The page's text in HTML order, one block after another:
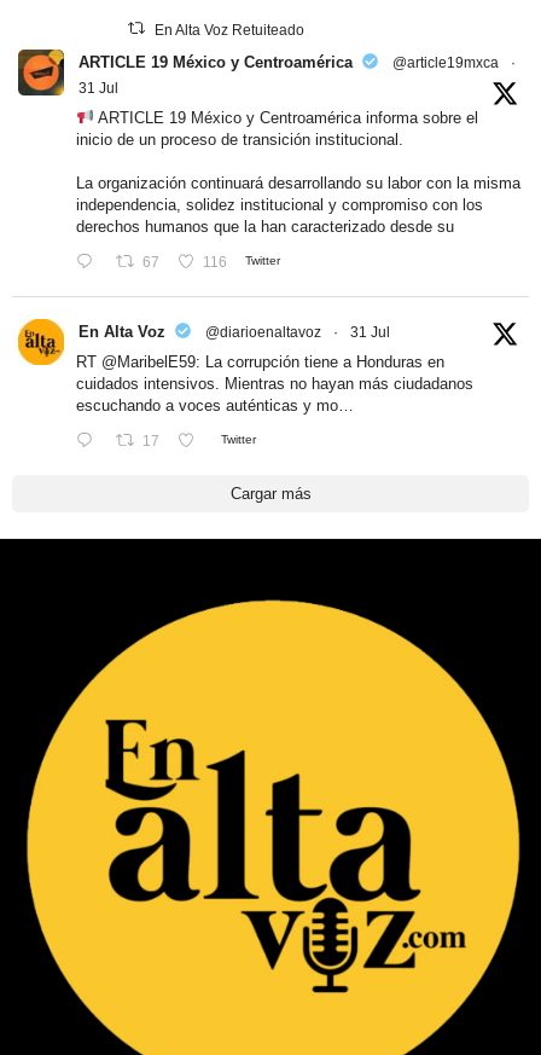
En Alta Voz Retuiteado
ARTICLE 19 México y Centroamérica @article19mxca
·
31 Jul
ARTICLE 19 México y Centroamérica informa sobre el
inicio de un proceso de transición institucional.
La organización continuará desarrollando su labor con la misma
independencia, solidez institucional y compromiso con los
derechos humanos que la han caracterizado desde su
67 116 Twitter
En Alta Voz @diarioenaltavoz · 31 Jul
RT @MaribelE59: La corrupción tiene a Honduras en
cuidados intensivos. Mientras no hayan más ciudadanos
escuchando a voces auténticas y mo…
17 Twitter
Cargar más